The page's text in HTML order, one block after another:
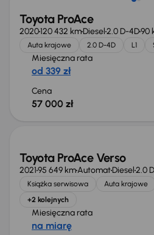
Toyota ProAce
2020120 432 kmDiesel2.0 D-4D90
Auta krajowe 2.0 D-4D L1
Miesięczna rata
od 339 zł
Cena
57 000 zł
Świeżo skupione
Toyota ProAce Verso
202195 649 kmAutomatDiesel2.0
Książka serwisowa Auta krajowe
+2 kolejnych
Miesięczna rata
na miarę